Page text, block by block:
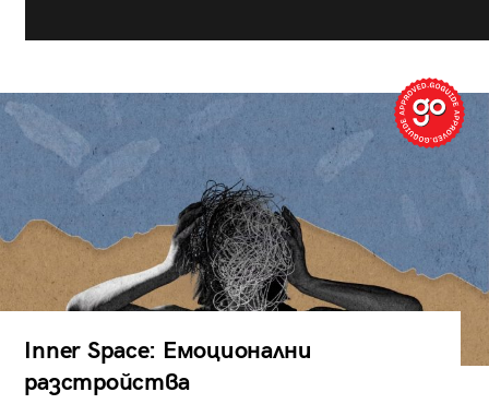
Inner Space: Емоционални
разстройства